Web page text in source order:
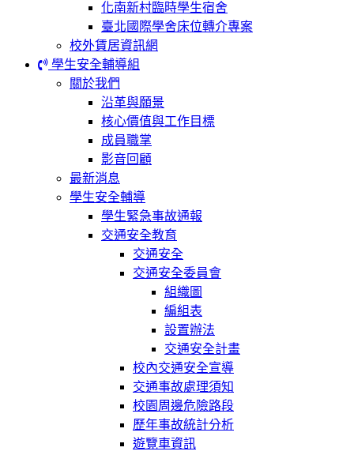
化南新村臨時學生宿舍
臺北國際學舍床位轉介專案
校外賃居資訊網
學生安全輔導組
關於我們
沿革與願景
核心價值與工作目標
成員職掌
影音回顧
最新消息
學生安全輔導
學生緊急事故通報
交通安全教育
交通安全
交通安全委員會
組織圖
編組表
設置辦法
交通安全計畫
校內交通安全宣導
交通事故處理須知
校園周邊危險路段
歷年事故統計分析
遊覽車資訊